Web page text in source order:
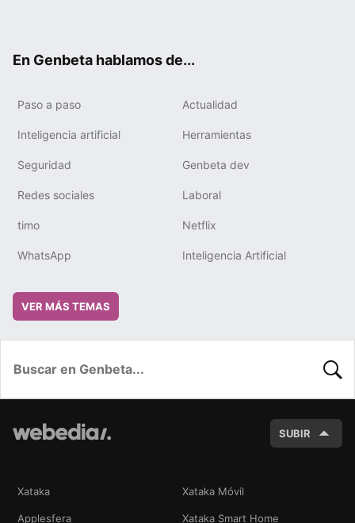
En Genbeta hablamos de...
Paso a paso Actualidad
Inteligencia artificial Herramientas
Seguridad Genbeta dev
Redes sociales Laboral
timo Netflix
WhatsApp Inteligencia Artificial
VER MÁS TEMAS
SUBIR
Xataka Xataka Móvil
Applesfera Xataka Smart Home